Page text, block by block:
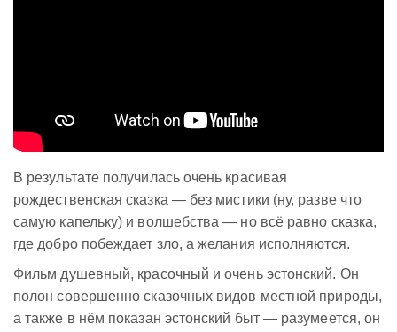
В результате получилась очень красивая
рождественская сказка — без мистики (ну, разве что
самую капельку) и волшебства — но всё равно сказка,
где добро побеждает зло, а желания исполняются.
Фильм душевный, красочный и очень эстонский. Он
полон совершенно сказочных видов местной природы,
а также в нём показан эстонский быт — разумеется, он